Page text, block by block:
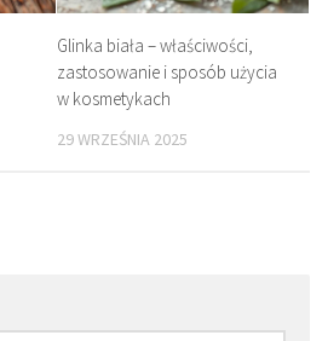
Glinka biała – właściwości,
zastosowanie i sposób użycia
w kosmetykach
29 WRZEŚNIA 2025